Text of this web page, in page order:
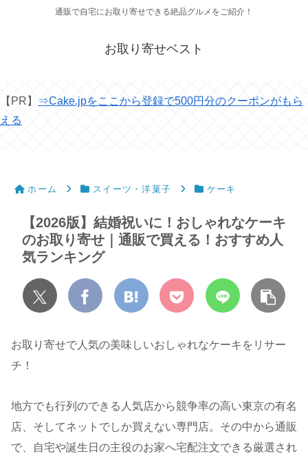
通販で自宅にお取り寄せできる絶品グルメをご紹介！
お取り寄せベスト
【PR】
⇒Cake.jpをここから登録で500円分のクーポンがもら
える
ホーム スイーツ・洋菓子 ケーキ
【2026版】結婚祝いに！おしゃれなケーキ
のお取り寄せ｜通販で買える！おすすめ人
気ランキング
お取り寄せで人気の美味しいおしゃれなケーキをリサー
チ！
地方でも行列のできる人気店から競争率の高い東京の有名
店、そしてネットでしか買えない専門店。その中から通販
で、自宅や誕生日の主役のお家へ宅配注文できる厳選され